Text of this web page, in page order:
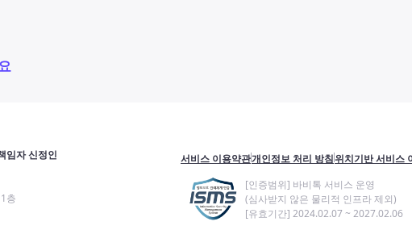
임자 신정인
층
서비스 이용약관개인정보 처리 방침위치기반 서비스
[인증범위] 바비톡 서비스 운영
(심사받지 않은 물리적 인프라 제외)
[유효기간] 2024.02.07 ~ 2027.02.06